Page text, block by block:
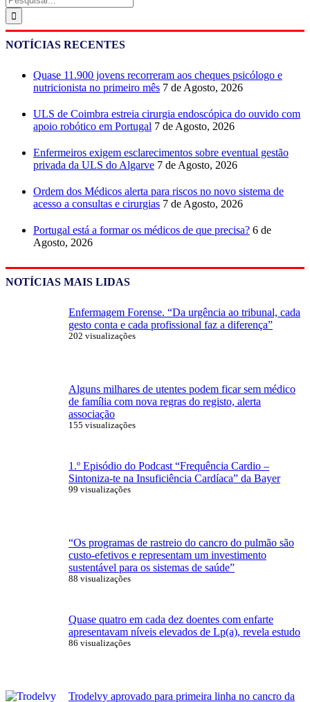
NOTÍCIAS RECENTES
Quase 11.900 jovens recorreram aos cheques psicólogo e
nutricionista no primeiro mês 7 de Agosto, 2026
ULS de Coimbra estreia cirurgia endoscópica do ouvido com
apoio robótico em Portugal 7 de Agosto, 2026
Enfermeiros exigem esclarecimentos sobre eventual gestão
privada da ULS do Algarve 7 de Agosto, 2026
Ordem dos Médicos alerta para riscos no novo sistema de
acesso a consultas e cirurgias 7 de Agosto, 2026
Portugal está a formar os médicos de que precisa? 6 de
Agosto, 2026
NOTÍCIAS MAIS LIDAS
Enfermagem Forense. “Da urgência ao tribunal, cada
gesto conta e cada profissional faz a diferença”
202 visualizações
Alguns milhares de utentes podem ficar sem médico
de família com nova regras do registo, alerta
associação
155 visualizações
1.º Episódio do Podcast “Frequência Cardio –
Sintoniza-te na Insuficiência Cardíaca” da Bayer
99 visualizações
“Os programas de rastreio do cancro do pulmão são
custo-efetivos e representam um investimento
sustentável para os sistemas de saúde”
88 visualizações
Quase quatro em cada dez doentes com enfarte
apresentavam níveis elevados de Lp(a), revela estudo
86 visualizações
Trodelvy aprovado para primeira linha no cancro da